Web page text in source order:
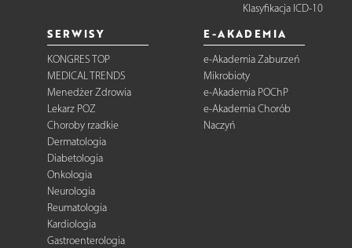
Klasyfikacja ICD-10
SERWISY
KONGRES TOP
MEDICAL TRENDS
Menedżer Zdrowia
Lekarz POZ
Choroby rzadkie
Dermatologia
Diabetologia
Onkologia
Neurologia
Reumatologia
Kardiologia
Gastroenterologia
E-AKADEMIA
e-Akademia Zaburzeń
Mikrobioty
e-Akademia POChP
e-Akademia Chorób
Naczyń